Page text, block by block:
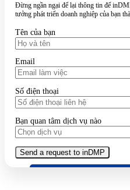
Đừng ngần ngại để lại thông tin để
tưởng phát triển doanh nghiệp của bạn
Tên của bạn
Email
Số điện thoại
Bạn quan tâm dịch vụ nào